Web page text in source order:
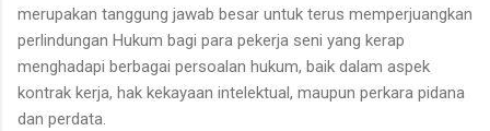
merupakan tanggung jawab besar untuk terus memperjuangkan
perlindungan Hukum bagi para pekerja seni yang kerap
menghadapi berbagai persoalan hukum, baik dalam aspek
kontrak kerja, hak kekayaan intelektual, maupun perkara pidana
dan perdata.